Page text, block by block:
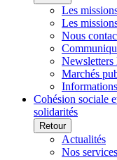
Les
Les
Nous
Marchés
Cohésion sociale
solidarités
Retour
Actualités
Nos